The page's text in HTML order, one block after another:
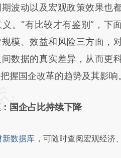
波动以及宏观政策效果也
。“有比较才有鉴别”，下
模、效益和风险三方面，
数据的真实差异，从而更
握国企改革的趋势及其影响
国企占比持续下降
新数据库 ，可随时查阅宏观经济